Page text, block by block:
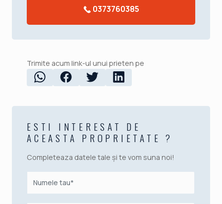
0373760385
Trimite acum link-ul unui prieten pe
ESTI INTERESAT DE
ACEASTA PROPRIETATE ?
Completeaza datele tale și te vom suna noi!